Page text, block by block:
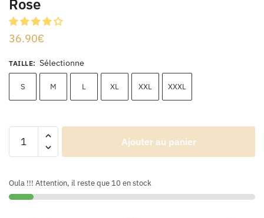
Rose
36.90€
TAILLE: Sélectionne
S M L XL XXL XXXL
Ajouter au panier
Oula !!! Attention, il reste que 10 en stock